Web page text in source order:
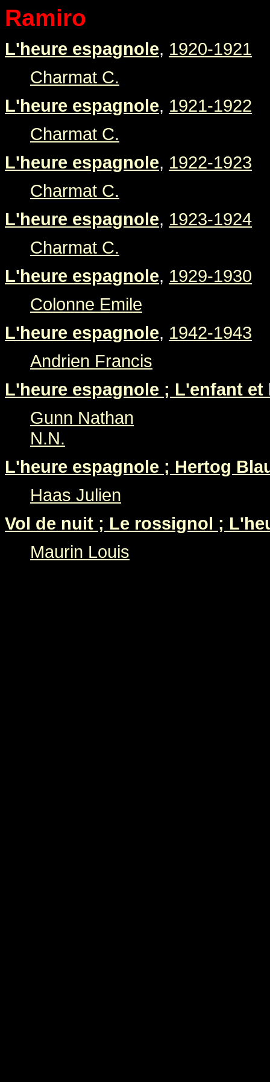
Ramiro
L'heure espagnole, 1920-1921
Charmat C.
L'heure espagnole, 1921-1922
Charmat C.
L'heure espagnole, 1922-1923
Charmat C.
L'heure espagnole, 1923-1924
Charmat C.
L'heure espagnole, 1929-1930
Colonne Emile
L'heure espagnole, 1942-1943
Andrien Francis
L'heure espagnole ; L'enfant
Gunn Nathan
N.N.
L'heure espagnole ; Hertog
Haas Julien
Vol de nuit ; Le rossignol ;
Maurin Louis